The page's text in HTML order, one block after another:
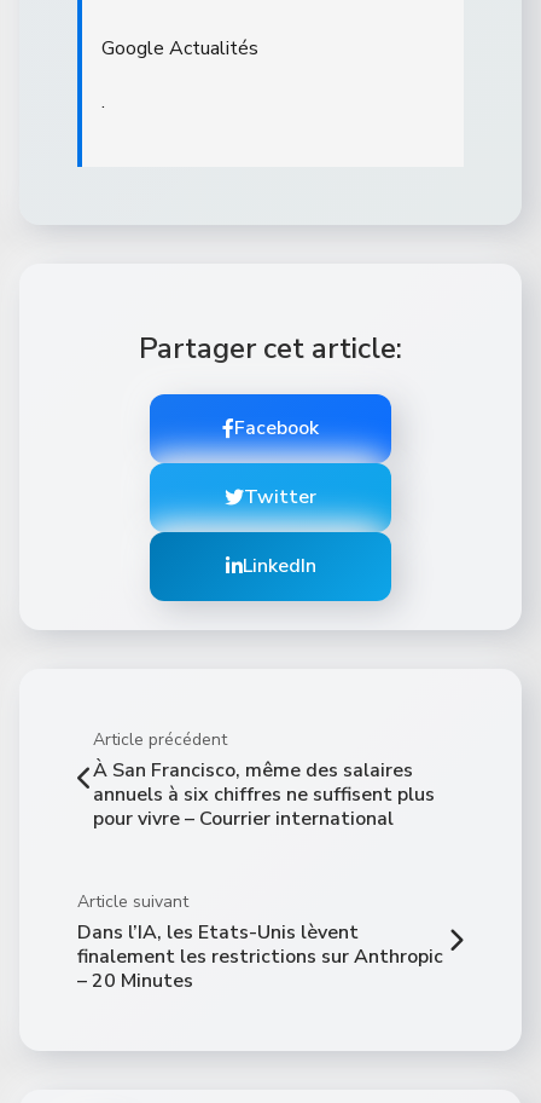
Google Actualités
.
Partager cet article:
Facebook
Twitter
LinkedIn
Article précédent
À San Francisco, même des salaires
annuels à six chiffres ne suffisent plus
pour vivre – Courrier international
Article suivant
Dans l’IA, les Etats-Unis lèvent
finalement les restrictions sur Anthropic
– 20 Minutes